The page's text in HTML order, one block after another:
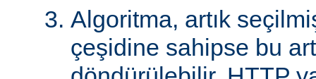
Algoritma, artık
çeşidine sahipse bu